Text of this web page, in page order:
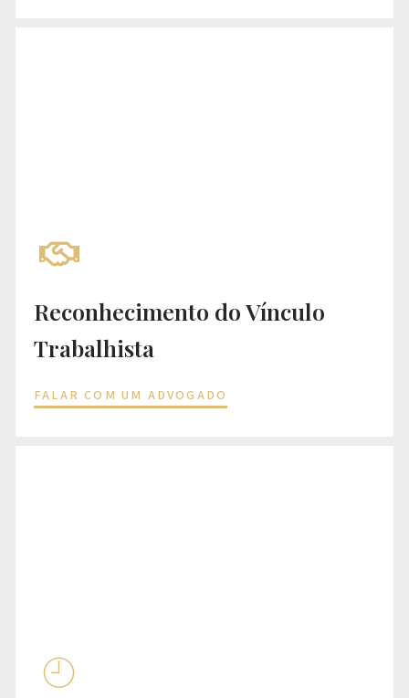
Reconhecimento do Vínculo
Trabalhista
FALAR COM UM ADVOGADO